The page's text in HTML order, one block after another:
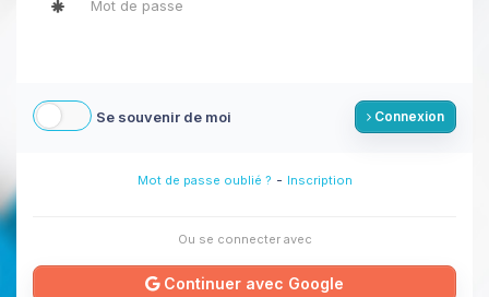
Se souvenir de moi Connexion
Mot de passe oublié ? - Inscription
Ou se connecter avec
Continuer avec Google